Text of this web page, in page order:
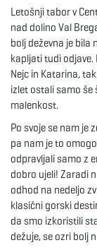
Letošnji tabor v
nad dolino Val
bolj deževna je bila
kapljati tudi odjave.
Nejc in Katarina,
izlet ostali samo še
malenkost.
Po svoje se nam je
pa nam je to
odpravljali samo z
dobro ujeli! Zaradi
odhod na nedeljo
klasični gorski
da smo izkoristili
dežuje, se ozri bolj